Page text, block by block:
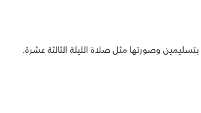
وصورتها مثل صلاة الليلة الثالثة عشرة.